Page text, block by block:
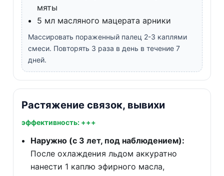
мяты
5 мл масляного мацерата арники
Массировать пораженный палец 2-3 каплями
смеси. Повторять 3 раза в день в течение 7
дней.
Растяжение связок, вывихи
эффективность: +++
Наружно (с 3 лет, под наблюдением):
После охлаждения льдом аккуратно
нанести 1 каплю эфирного масла,